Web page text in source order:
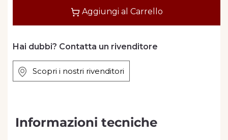
Aggiungi al Carrello
Hai dubbi? Contatta un rivenditore
Scopri i nostri rivenditori
Informazioni tecniche